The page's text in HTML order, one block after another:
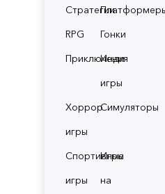
Стратегии
RPG
Гонки
Приключения
Инди
игры
Хоррор
игры
Симуляторы
Спортивные
игры
Игры
на